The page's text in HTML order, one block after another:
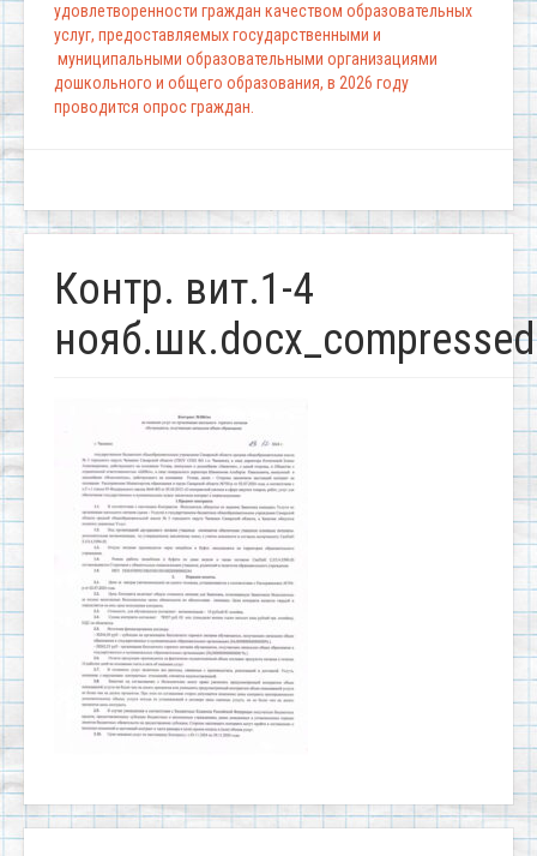
удовлетворенности граждан качеством образовательных
услуг, предоставляемых государственными и
муниципальными образовательными организациями
дошкольного и общего образования, в 2026 году
проводится опрос граждан.
Контр. вит.1-4
нояб.шк.docx_compressed